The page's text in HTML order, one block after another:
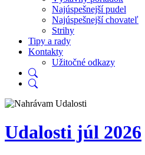
Najúspešnejší pudel
Najúspešnejší chovateľ
Strihy
Tipy a rady
Kontakty
Užitočné odkazy
Udalosti júl 2026